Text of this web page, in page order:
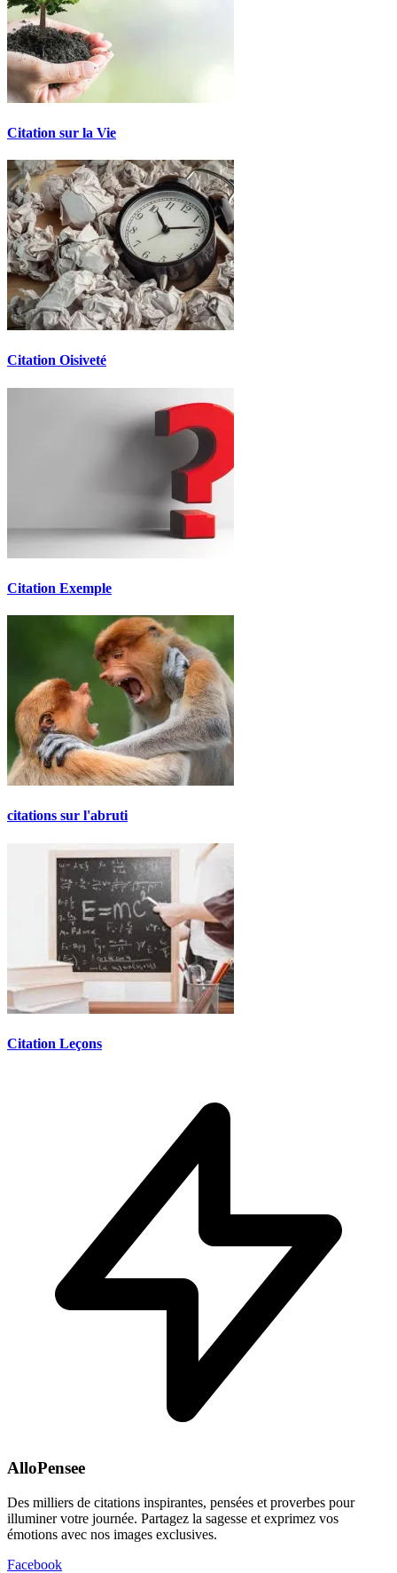
Citation sur la Vie
Citation Oisiveté
Citation Exemple
citations sur l'abruti
Citation Leçons
AlloPensee
Des milliers de citations inspirantes, pensées et proverbes pour
illuminer votre journée. Partagez la sagesse et exprimez vos
émotions avec nos images exclusives.
Facebook